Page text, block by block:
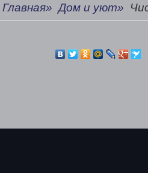
Главная» Дом и уют»